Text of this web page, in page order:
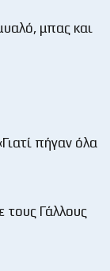
μπας και
πήγαν όλα
τους Γάλλους